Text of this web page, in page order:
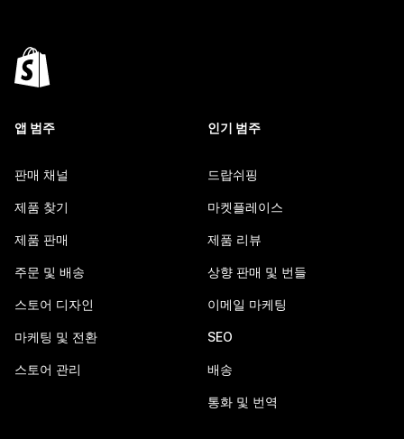
앱 범주
판매 채널
제품 찾기
제품 판매
주문 및 배송
스토어 디자인
마케팅 및 전환
스토어 관리
인기 범주
드랍쉬핑
마켓플레이스
제품 리뷰
상향 판매 및 번들
이메일 마케팅
SEO
배송
통화 및 번역